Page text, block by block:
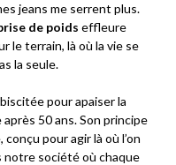
jeans me serrent plus.
de poids effleure
le terrain, là où la vie se
la seule.
pour apaiser la
50 ans. Son principe
pour agir là où l’on
notre société où chaque